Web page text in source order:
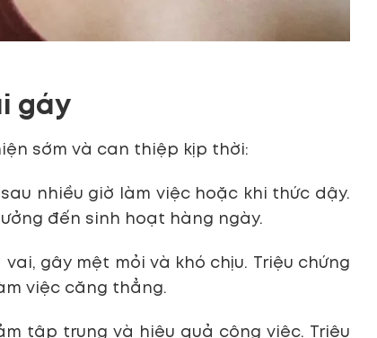
gáy
sớm và can thiệp kịp thời:
nhiều giờ làm việc hoặc khi thức dậy.
đến sinh hoạt hàng ngày.
gây mệt mỏi và khó chịu. Triệu chứng
việc căng thẳng.
tập trung và hiệu quả công việc. Triệu